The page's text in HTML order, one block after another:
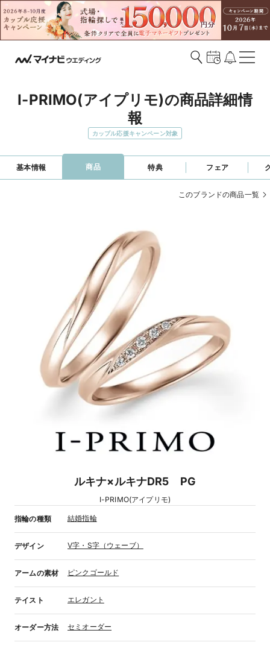
I-PRIMO(アイプリモ)の商品詳細情
報
カップル応援キャンペーン対象
基本情報 商品 特典 フェア
このブランドの商品一覧
ルキナ×ルキナDR5 PG
I-PRIMO(アイプリモ)
指輪の種類 結婚指輪
デザイン V字・S字（ウェーブ）
アームの素材 ピンクゴールド
テイスト エレガント
オーダー方法 セミオーダー